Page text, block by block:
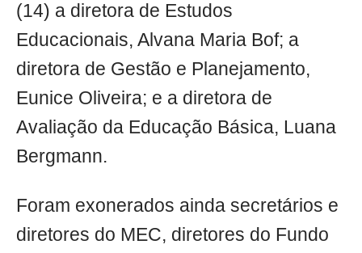
(14) a diretora de Estudos
Educacionais, Alvana Maria Bof; a
diretora de Gestão e Planejamento,
Eunice Oliveira; e a diretora de
Avaliação da Educação Básica, Luana
Bergmann.
Foram exonerados ainda secretários e
diretores do MEC, diretores do Fundo